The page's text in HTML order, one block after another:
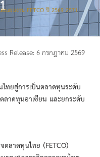
ะแผนงาน FETCO ปี 2569-2571
Release: 6 กรกฎาคม 2569
ทยสู่การเป็นตลาดทุนระดับ
าดทุนอาเซียน และยกระดับ
ตลาดทุนไทย (FETCO)